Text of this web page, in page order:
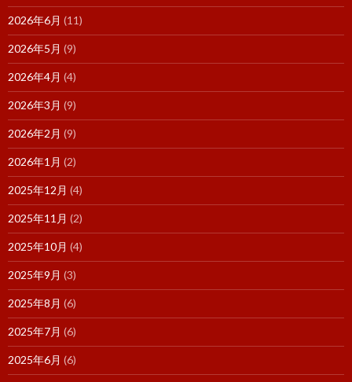
2026年6月 (11)
2026年5月 (9)
2026年4月 (4)
2026年3月 (9)
2026年2月 (9)
2026年1月 (2)
2025年12月 (4)
2025年11月 (2)
2025年10月 (4)
2025年9月 (3)
2025年8月 (6)
2025年7月 (6)
2025年6月 (6)